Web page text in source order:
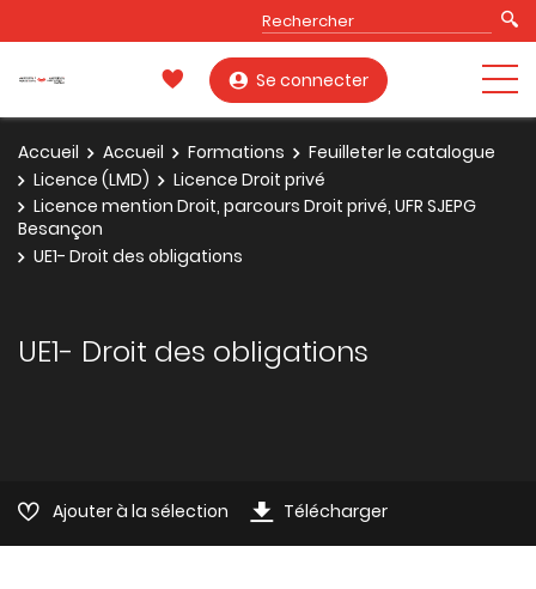
Se connecter
Accueil Accueil Formations
Feuilleter le catalogue
Licence (LMD)
Licence Droit privé
Licence mention Droit, parcours Droit privé, UFR SJEPG
Besançon
UE1- Droit des obligations
UE1- Droit des obligations
Ajouter à la sélection Télécharger